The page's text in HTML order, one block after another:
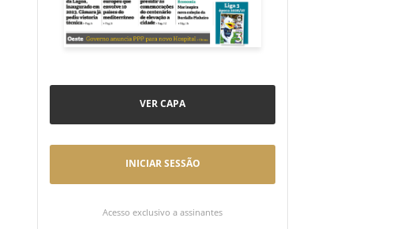
VER CAPA
INICIAR SESSÃO
Acesso exclusivo a assinantes